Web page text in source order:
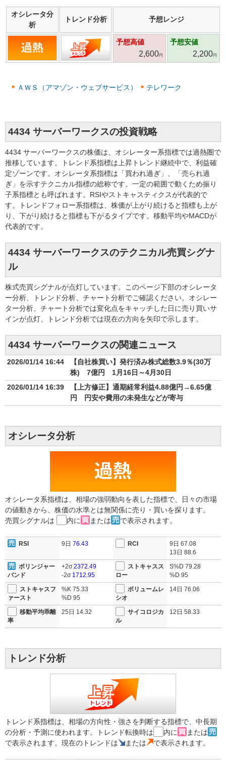
オシレータ分
析
トレンド分析 予想レンジ
予想高値
2,600円
予想安値
2,200円
ＡＷＳ（アマゾン・ウェブサービス） テレワーク
4434 サーバーワークスの投資戦略
4434 サーバーワークスの株価は、オシレーター系指標では過熱圏で
推移しています。トレンド系指標は上昇トレンド継続中で、利益確
定ゾーンです。オシレータ系指標は「買われ過ぎ」、「売られ過
ぎ」を示すテクニカル指標の総称です。一定の範囲で動くため振り
子系指標とも呼ばれます。RSIやストキャスティクスが代表的で
す。トレンドフォロー系指標は、株価が上がり続けると指標も上が
り、下がり続けると指標も下がるタイプです。移動平均やMACDが
代表的です。
4434 サーバーワークスのテクニカル売買シグナ
ル
株式売買シグナルが点灯しています。このページ下部のオシレータ
ー分析、トレンド分析、チャート分析でご確認ください。オシレー
ター分析、チャート分析では変化点をキャッチした日に売り買いサ
インが点灯、トレンド分析では現在の方向を矢印で示します。
4434 サーバーワークスの関連ニュース
2026/01/14 16:44
【自社株買い】発行済み株式総数3.9％(30万
株) 7億円 1月16日～4月30日
2026/01/14 16:39
【上方修正】通期経常利益4.88億円→6.65億
円 円安や費用の未発生などが寄与
オシレータ分析
オシレータ系指標は、相場の強弱動向を表した指標で、日々の市場
の値動きから、株価の水準とは無関係に売り・買いを探ります。
売買シグナルは
内に または で表示されます。
RSI 9日 76.43 RCI 9日 67.08
13日 88.6
ボリンジャー
バンド
+2σ2372.49
-2σ 1712.95
ストキャスス
ロー
S%D 79.28
%D 95
ストキャスフ
ァースト
%K 75.33
%D 95
ボリュームレ
シオ
14日 76.06
移動平均乖離
率
25日 14.32
サイコロジカ
ル
12日 58.33
トレンド分析
トレンド系指標は、相場の方向性・強さを判断する指標で、中長期
の分析・予測に使われます。トレンド転換時は
内に
または
で表示されます。現在のトレンドは
または で表示されます。